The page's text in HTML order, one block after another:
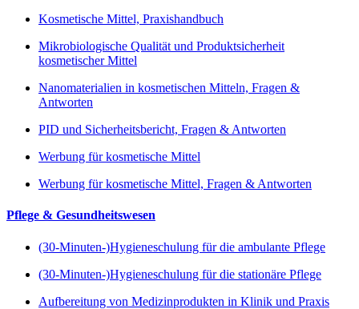
Kosmetische Mittel, Praxishandbuch
Mikrobiologische Qualität und Produktsicherheit
kosmetischer Mittel
Nanomaterialien in kosmetischen Mitteln, Fragen &
Antworten
PID und Sicherheitsbericht, Fragen & Antworten
Werbung für kosmetische Mittel
Werbung für kosmetische Mittel, Fragen & Antworten
Pflege & Gesundheitswesen
(30-Minuten-)Hygieneschulung für die ambulante Pflege
(30-Minuten-)Hygieneschulung für die stationäre Pflege
Aufbereitung von Medizinprodukten in Klinik und Praxis